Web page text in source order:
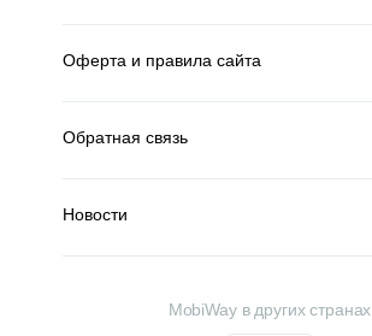
Оферта и правила сайта
Обратная связь
Новости
MobiWay в других странах